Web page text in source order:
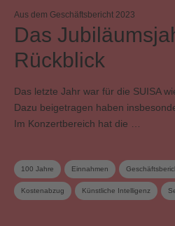
Aus dem Geschäftsbericht 2023
Das
Rückblick
Das letzte Jahr war für die SUISA
Dazu beigetragen haben
Im Konzertbereich hat die …
100 Jahre Einnahmen
Kostenabzug Künstliche Intelligenz